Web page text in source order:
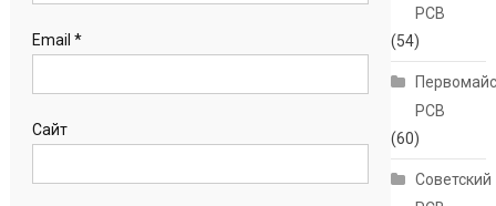
Email *
Сайт
РСВ
(54)
РСВ
(60)
Советский